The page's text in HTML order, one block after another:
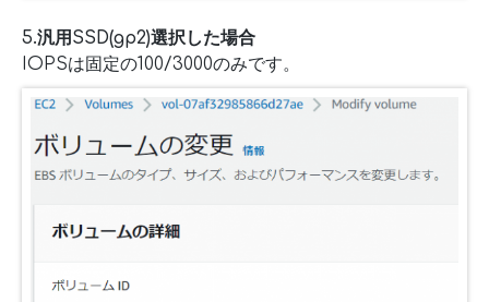
5.汎用SSD(gp2)選択した場合
IOPSは固定の100/3000のみです。